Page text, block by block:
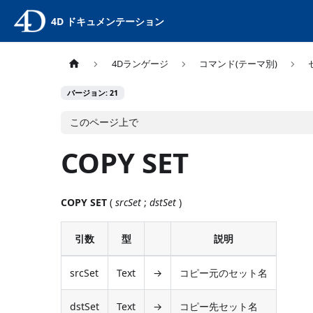
4D ドキュメンテーション
4Dランゲージ コマンド(テーマ別)
バージョン: 21
このページ上で
COPY SET
COPY SET (srcSet ;dstSet )
引数 型 説明
srcSet Text → コピー元のセット名
dstSet Text → コピー先セット名